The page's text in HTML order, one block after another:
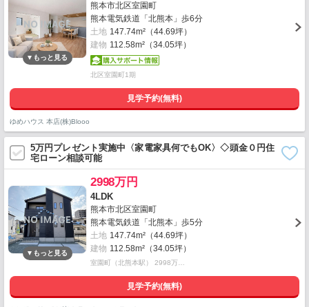
熊本市北区室園町
熊本電気鉄道「北熊本」歩6分
土地 147.74m²（44.69坪）
建物 112.58m²（34.05坪）
北区室園町1期
見学予約(無料)
ゆめハウス 本店(株)Blooo
5万円プレゼント実施中〈家電家具何でもOK〉◇頭金０円住
宅ローン相談可能
2998万円
4LDK
熊本市北区室園町
熊本電気鉄道「北熊本」歩5分
土地 147.74m²（44.69坪）
建物 112.58m²（34.05坪）
室園町（北熊本駅） 2998万…
見学予約(無料)